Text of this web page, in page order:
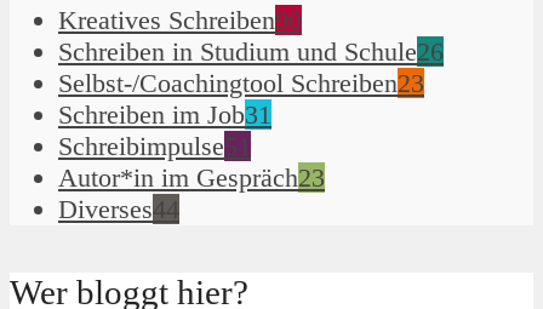
Kreatives Schreiben90
Schreiben in Studium und Schule26
Selbst-/Coachingtool Schreiben23
Schreiben im Job31
Schreibimpulse51
Autor*in im Gespräch23
Diverses44
Wer bloggt hier?